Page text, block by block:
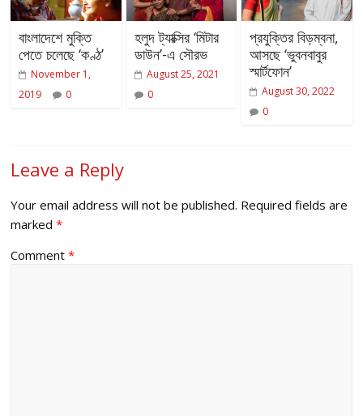
বাংলাদেশে মুক্তি
পেতে চলেছে ‘কণ্ঠ’
November 1,
2019
0
হলুদ ট্যাক্সির ‘মিটার
ডাউন’-এ সৌরভ
August 25, 2021
0
প্রযুক্তির বিড়ম্বনা,
আসছে ‘ভুবনবাবুর
স্মার্টফোন’
August 30, 2022
0
Leave a Reply
Your email address will not be published. Required fields are
marked*
Comment*